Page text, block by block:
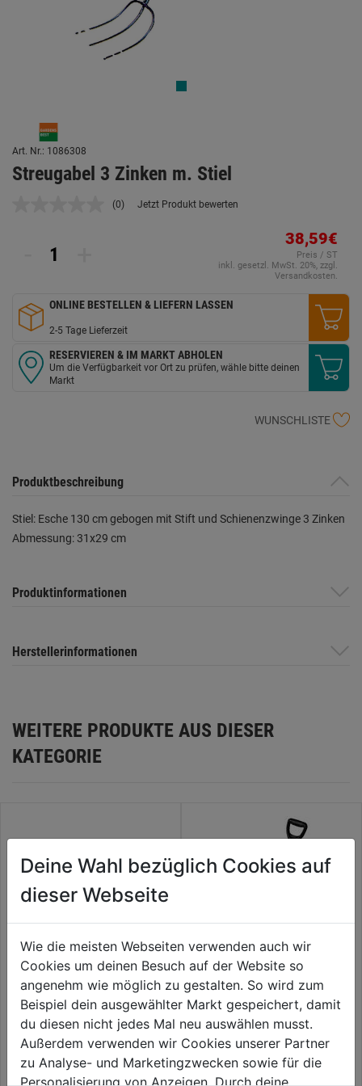
Art. Nr.: 1086308
Streugabel 3 Zinken m. Stiel
Kein
(0) Jetzt Produkt bewerten
38,59€
Preis / ST
inkl. gesetzl. MwSt. 20%, zzgl.
Versandkosten.
ONLINE BESTELLEN & LIEFERN LASSEN
2-5 Tage Lieferzeit
RESERVIEREN & IM MARKT ABHOLEN
Um die Verfügbarkeit vor Ort zu prüfen, wähle bitte deinen
Markt
WUNSCHLISTE
Produktbeschreibung
Stiel: Esche 130 cm gebogen mit Stift und Schienenzwinge 3 Zinken
Abmessung: 31x29 cm
Produktinformationen
Herstellerinformationen
WEITERE PRODUKTE AUS DIESER
KATEGORIE
Rübenhaue 155x75mm m.
Stiel
0.0
von
39,59€
Wurzelspaten 69870
Deine Wahl bezüglich Cookies auf
dieser Webseite
Wie die meisten Webseiten verwenden auch wir
Cookies um deinen Besuch auf der Website so
angenehm wie möglich zu gestalten. So wird zum
Beispiel dein ausgewählter Markt gespeichert, damit
du diesen nicht jedes Mal neu auswählen musst.
Außerdem verwenden wir Cookies unserer Partner
zu Analyse- und Marketingzwecken sowie für die
Personalisierung von Anzeigen. Durch deine